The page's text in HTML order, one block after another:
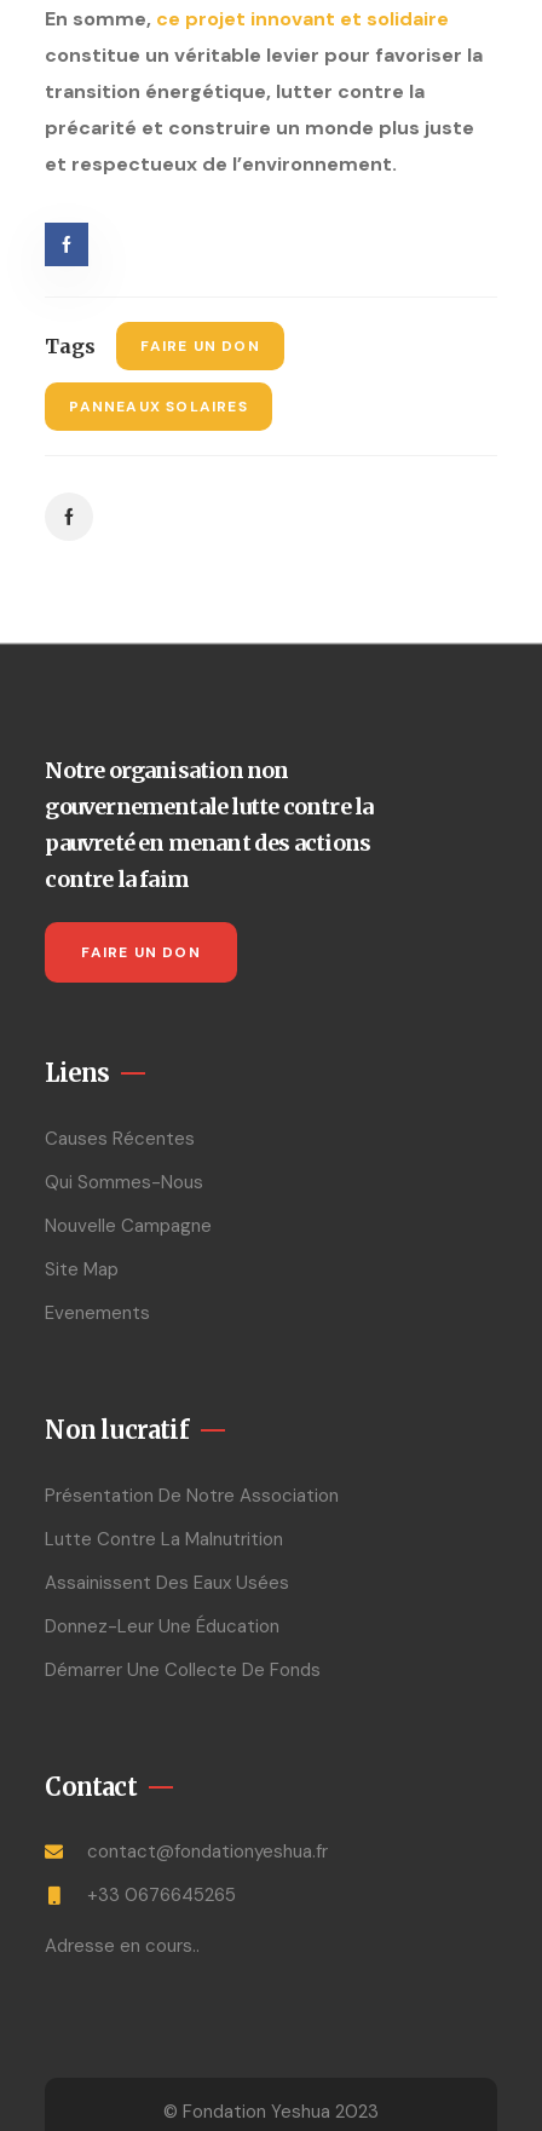
En somme, ce projet innovant et solidaire
constitue un véritable levier pour favoriser la
transition énergétique, lutter contre la
précarité et construire un monde plus juste
et respectueux de l’environnement.
Tags FAIRE UN DON
PANNEAUX SOLAIRES
Notre organisation non
gouvernementale lutte contre la
pauvreté en menant des actions
contre la faim
FAIRE UN DON
Liens
Causes Récentes
Qui Sommes-Nous
Nouvelle Campagne
Site Map
Evenements
Non lucratif
Présentation De Notre Association
Lutte Contre La Malnutrition
Assainissent Des Eaux Usées
Donnez-Leur Une Éducation
Démarrer Une Collecte De Fonds
Contact
contact@fondationyeshua.fr
+33 0676645265
Adresse en cours..
© Fondation Yeshua 2023